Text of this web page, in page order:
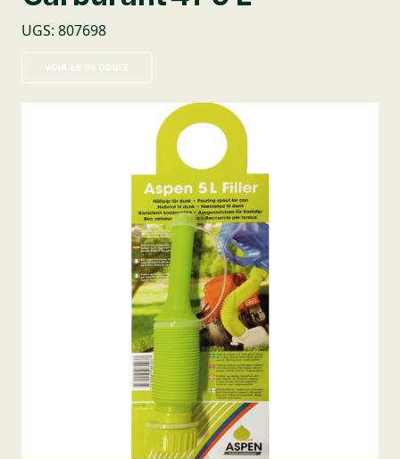
UGS: 807698
VOIR LE PRODUIT